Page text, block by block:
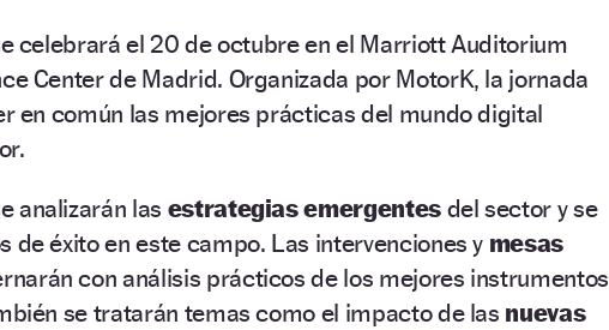
celebrará el 20 de octubre en el Marriott Auditorium
Center de Madrid. Organizada por MotorK, la jornada
en común las mejores prácticas del mundo digital
analizarán las estrategias emergentesdel sector y se
de éxito en este campo. Las intervenciones y mesas
con análisis prácticos de los mejores instrumentos
se tratarán temas como el impacto de las nuevas